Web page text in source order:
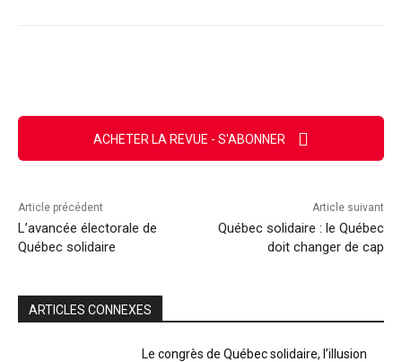
ACHETER LA REVUE - S'ABONNER
Article précédent
L’avancée électorale de
Québec solidaire
Article suivant
Québec solidaire : le Québec
doit changer de cap
ARTICLES CONNEXES
Le congrès de Québec solidaire, l’illusion